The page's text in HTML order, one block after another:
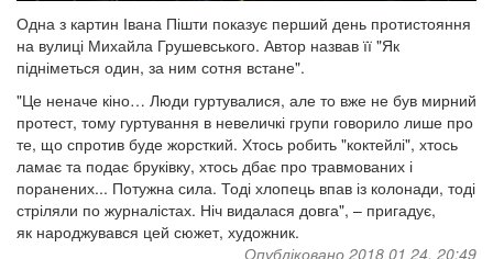
Одна з картин Івана Пішти показує перший день протистояння
на вулиці Михайла Грушевського. Автор назвав її "Як
підніметься один, за ним сотня встане".
"Це неначе кіно… Люди гуртувалися, але то вже не був мирний
протест, тому гуртування в невеличкі групи говорило лише про
те, що спротив буде жорсткий. Хтось робить "коктейлі", хтось
ламає та подає бруківку, хтось дбає про травмованих і
поранених... Потужна сила. Тоді хлопець впав із колонади, тоді
стріляли по журналістах. Ніч видалася довга", – пригадує,
як народжувався цей сюжет, художник.
Опубліковано 2018 01 24, 20:49